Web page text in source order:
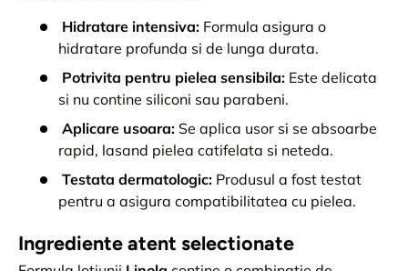
Hidratare intensiva: Formula asigura o
hidratare profunda si de lunga durata.
Potrivita pentru pielea sensibila: Este delicata
si nu contine siliconi sau parabeni.
Aplicare usoara: Se aplica usor si se absoarbe
rapid, lasand pielea catifelata si neteda.
Testata dermatologic: Produsul a fost testat
pentru a asigura compatibilitatea cu pielea.
Ingrediente atent selectionate